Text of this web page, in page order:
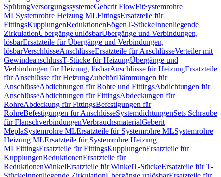
SpülungVersorgungssystemeGeberit FlowFitSystemrohre
MLSystemrohre Heizung MLFittingsErsatzteile für
FittingsKupplungenReduktionenBögenT-StückeInnenliegende
ZirkulationÜbergänge unlösbarÜbergänge und Verbindungen,
lösbarErsatzteile für Übergänge und Verbindungen,
lösbarVerschlüsseAnschlüsseErsatzteile für AnschlüsseVerteiler mit
GewindeanschlussT-Stücke für HeizungÜbergänge und
Verbindungen für Heizung, lösbarAnschlüsse für HeizungErsatzteile
für Anschlüsse für HeizungZubehörDämmungen für
AnschlüsseAbdichtungen für Rohre und FittingsAbdichtungen für
AnschlüsseAbdichtungen für FittingsAbdeckungen für
RohreAbdeckung für FittingsBefestigungen für
RohreBefestigungen für AnschlüsseSystemdichtungenSets Schraube
für FlanschverbindungenVerbrauchsmaterialGeberit
MeplaSystemrohre MLErsatzteile für Systemrohre MLSystemrohre
Heizung MLErsatzteile für Systemrohre Heizung
MLFittingsErsatzteile für FittingsKupplungenErsatzteile für
KupplungenReduktionenErsatzteile für
ReduktionenWinkelErsatzteile für WinkelT-StückeErsatzteile für T-
StückeInnenliegende ZirkulationÜbergänge unlösbarErsatzteile für